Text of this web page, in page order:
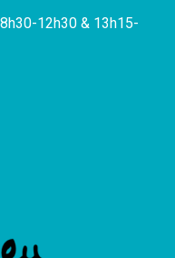
12h30 & 13h15-